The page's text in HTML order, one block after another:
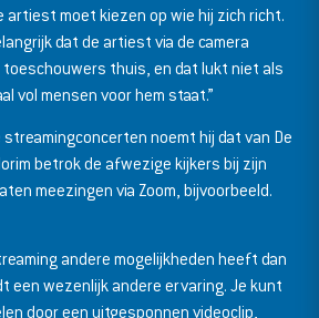
artiest moet kiezen op wie hij zich richt.
dat de artiest via de camera
thuis, en dat lukt niet als
vol mensen voor hem staat.”
streamingconcerten noemt hij dat van De
betrok de afwezige kijkers bij zijn
meezingen via Zoom, bijvoorbeeld.
andere mogelijkheden heeft dan
een wezenlijk andere ervaring. Je kunt
door een uitgesponnen videoclip,